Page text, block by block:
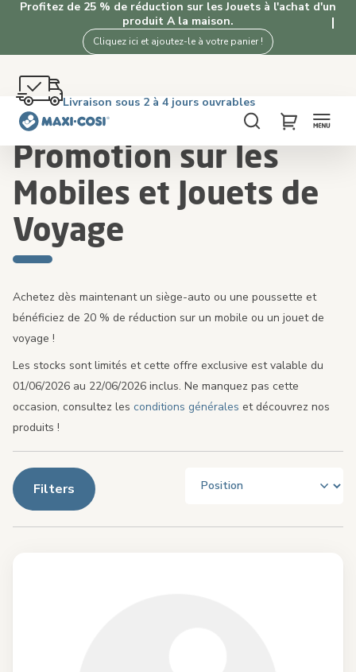
Profitez de 25 % de réduction sur les Jouets à l'achat d'un
produit A la maison.
Cliquez ici et ajoutez-le à votre panier !
Livraison offerte dès €50. Achetez maintenant!
4,3★ de 1K+ clients satisfaits de nos produits
Livraison sous 2 à 4 jours ouvrables
Retour gratuit dans les 100 jours
ChercherMy Cart
Accueil Promotion sur les Mobiles et Jouets de Voyage
Promotion sur les
Mobiles et Jouets de
Voyage
Achetez dès maintenant un siège-auto ou une poussette et
bénéficiez de 20 % de réduction sur un mobile ou un jouet de
voyage !
Les stocks sont limités et cette offre exclusive est valable du
01/06/2026 au 22/06/2026 inclus. Ne manquez pas cette
occasion, consultez les conditions générales et découvrez nos
produits !
Filters